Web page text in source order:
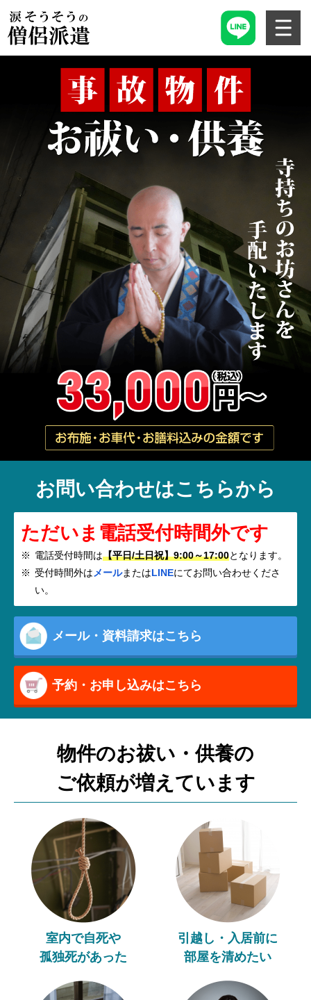
お問い合わせはこちらから
ただいま電話受付時間外です
電話受付時間は【平日/土日祝】9:00～17:00となります。
受付時間外はメールまたはLINEにてお問い合わせくださ
い。
メール・資料請求はこちら
予約・お申し込みはこちら
物件のお祓い・供養の
ご依頼が増えています
室内で自死や
孤独死があった
引越し・入居前に
部屋を清めたい